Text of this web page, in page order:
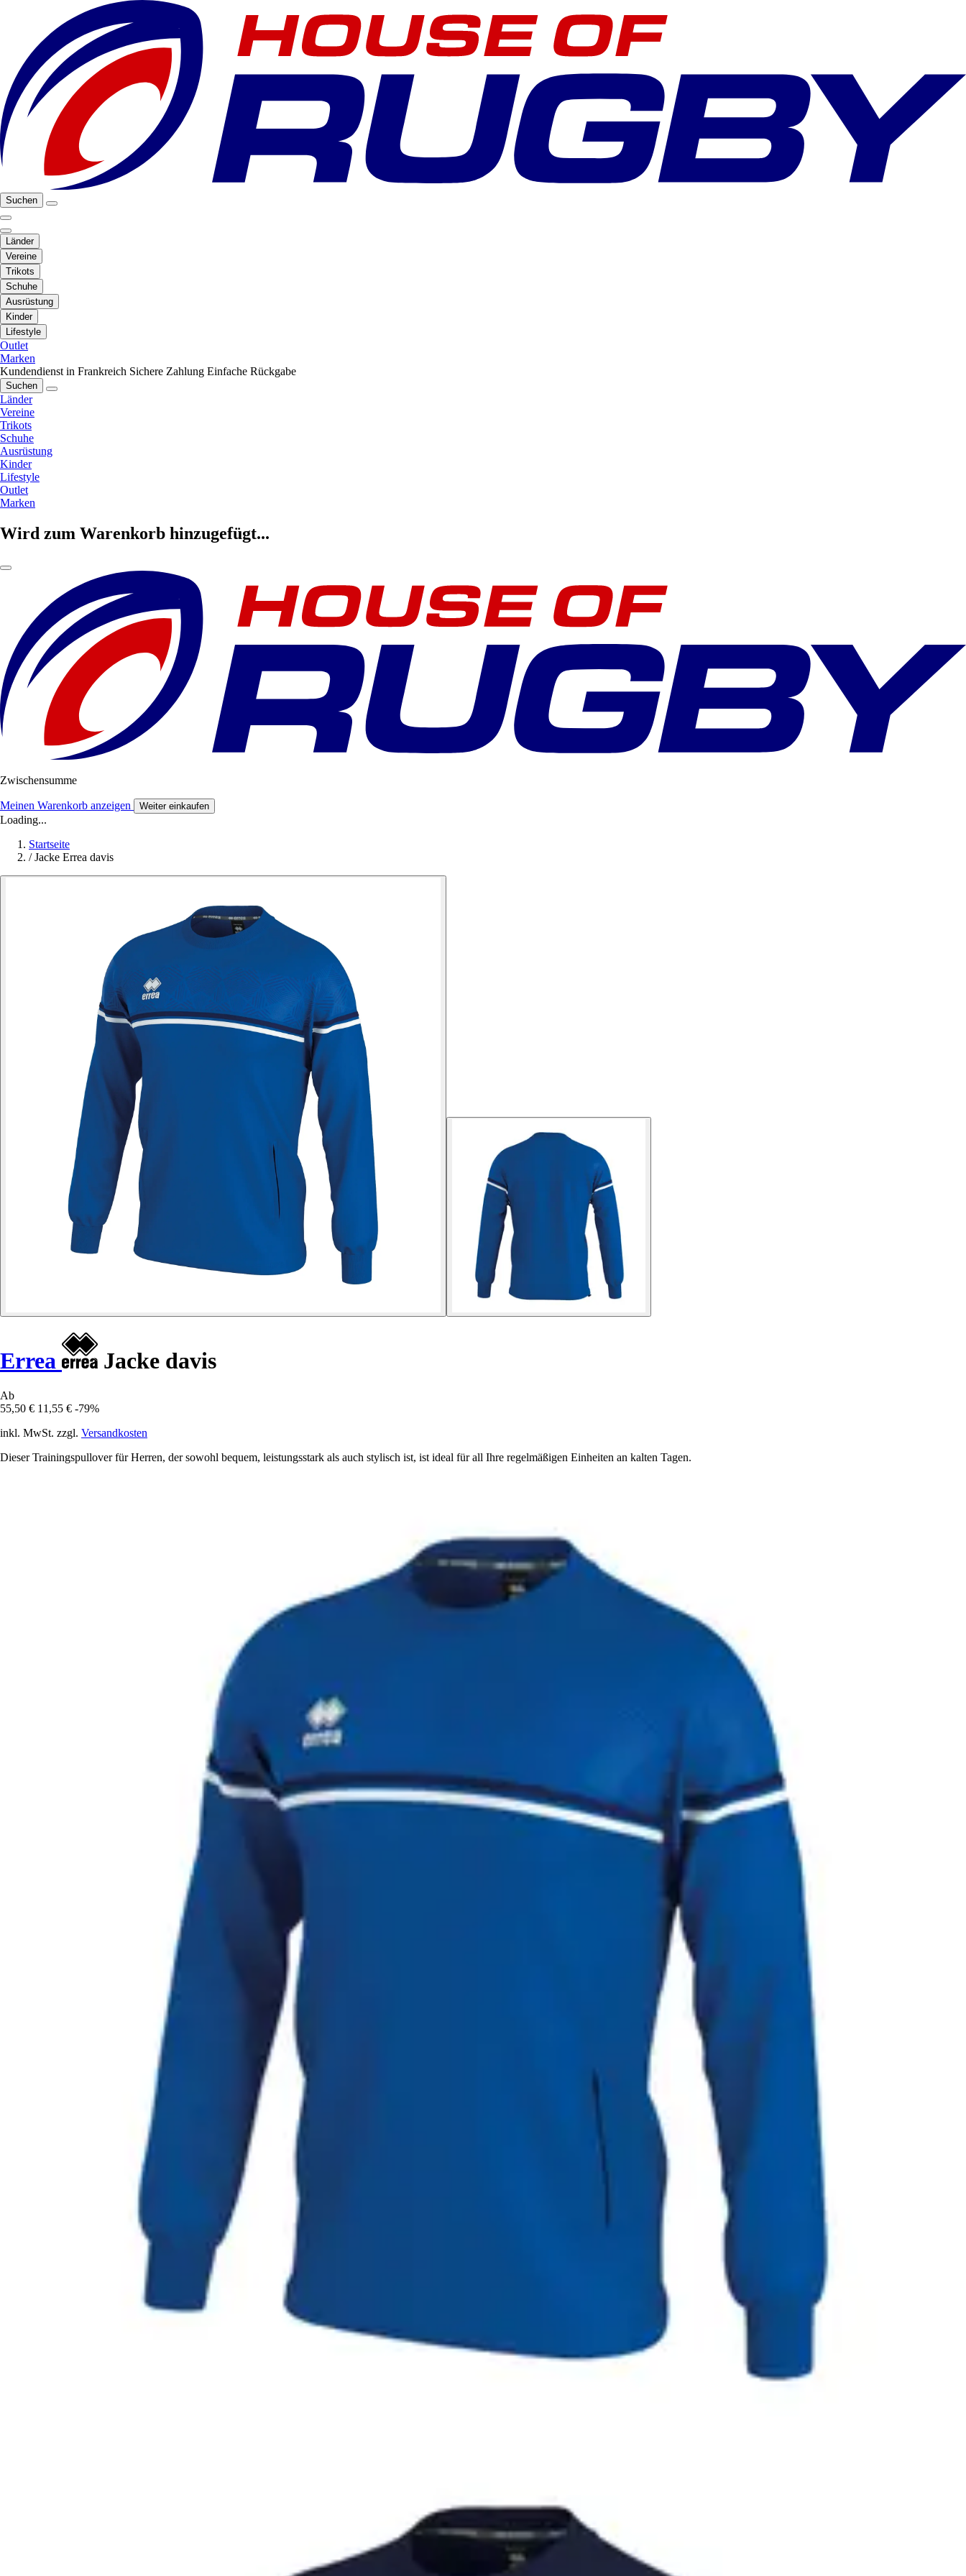
Suchen
Länder
Vereine
Trikots
Schuhe
Ausrüstung
Kinder
Lifestyle
Outlet
Marken
Kundendienst in Frankreich Sichere Zahlung Einfache Rückgabe
Suchen
Länder
Vereine
Trikots
Schuhe
Ausrüstung
Kinder
Lifestyle
Outlet
Marken
Wird zum Warenkorb hinzugefügt...
Zwischensumme
Meinen Warenkorb anzeigen Weiter einkaufen
Loading...
Startseite
/ Jacke Errea davis
Errea Jacke davis
Ab
55,50 € 11,55 € -79%
inkl. MwSt. zzgl. Versandkosten
Dieser Trainingspullover für Herren, der sowohl bequem, leistungsstark als auch stylisch ist, ist ideal für all Ihre regelmäßigen Einheiten an kalten Tagen.